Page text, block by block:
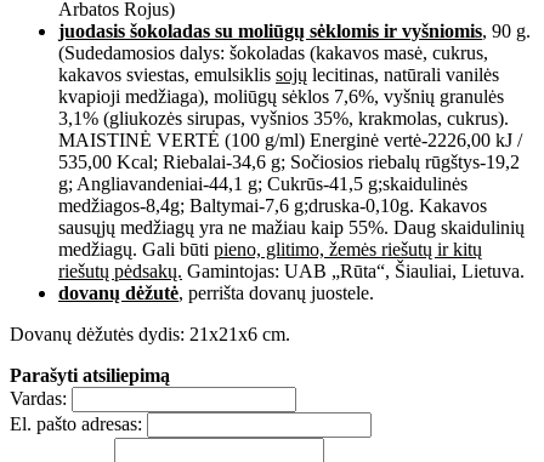
Arbatos Rojus)
juodasis šokoladas su moliūgų sėklomis ir vyšniomis, 90 g.
(Sudedamosios dalys: šokoladas (kakavos masė, cukrus,
kakavos sviestas, emulsiklis sojų lecitinas, natūrali vanilės
kvapioji medžiaga), moliūgų sėklos 7,6%, vyšnių granulės
3,1% (gliukozės sirupas, vyšnios 35%, krakmolas, cukrus).
MAISTINĖ VERTĖ (100 g/ml) Energinė vertė-2226,00 kJ /
535,00 Kcal; Riebalai-34,6 g; Sočiosios riebalų rūgštys-19,2
g; Angliavandeniai-44,1 g; Cukrūs-41,5 g;skaidulinės
medžiagos-8,4g; Baltymai-7,6 g;druska-0,10g. Kakavos
sausųjų medžiagų yra ne mažiau kaip 55%. Daug skaidulinių
medžiagų. Gali būti pieno, glitimo, žemės riešutų ir kitų
riešutų pėdsakų. Gamintojas: UAB „Rūta“, Šiauliai, Lietuva.
dovanų dėžutė, perrišta dovanų juostele.
Dovanų dėžutės dydis: 21x21x6 cm.
Parašyti atsiliepimą
Vardas:
El. pašto adresas: